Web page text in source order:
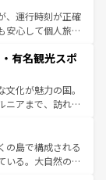
ほしい。
パブ、サッカー観
富。イギリスを旅
、運行時刻が正確
安心して個人旅行
はのユニークな
歩きも満喫する
も高いが、旅行
、うまく活用すれ
有名観光スポ
化が魅力の国。
ニアまで、訪れる
、エンターテイ
。一方、アメリカ
ニオンやイエロー
の島で構成される
いる。大自然の神